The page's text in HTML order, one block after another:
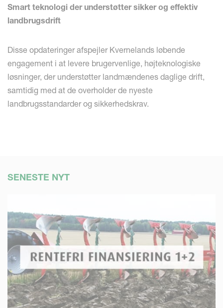
Smart teknologi der understøtter sikker og effektiv
landbrugsdrift
Disse opdateringer afspejler Kvernelands løbende
engagement i at levere brugervenlige, højteknologiske
løsninger, der understøtter landmændenes daglige drift,
samtidig med at de overholder de nyeste
landbrugsstandarder og sikkerhedskrav.
SENESTE NYT